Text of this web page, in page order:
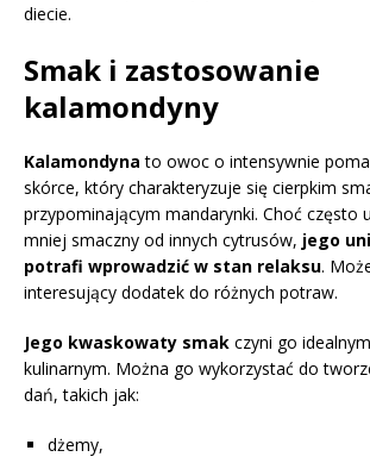
diecie.
Smak i zastosowanie
kalamondyny
Kalamondyna to owoc o intensywnie
skórce, który charakteryzuje się cierpkim
przypominającym mandarynki. Choć często
mniej smaczny od innych cytrusów, jego
potrafi wprowadzić w stan relaksu.
interesujący dodatek do różnych potraw.
Jego kwaskowaty smak czyni go
kulinarnym. Można go wykorzystać do
dań, takich jak:
dżemy,